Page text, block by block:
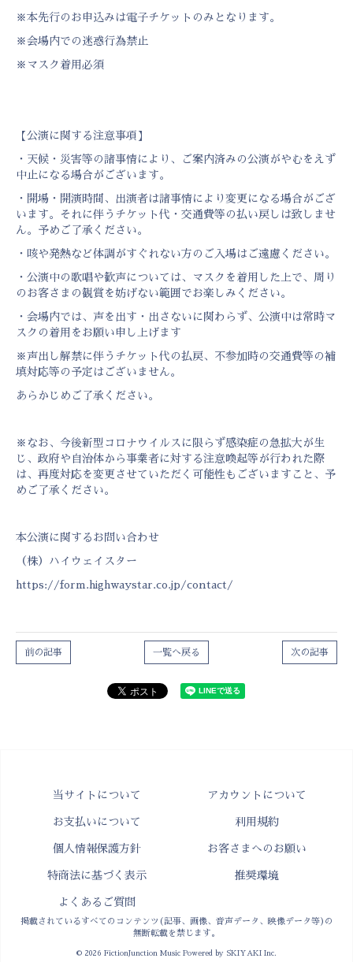
※本先行のお申込みは電子チケットのみとなります。
※会場内での迷惑行為禁止
※マスク着用必須
【公演に関する注意事項】
・天候・災害等の諸事情により、ご案内済みの公演がやむをえず
中止になる場合がございます。
・開場・開演時間、出演者は諸事情により変更になる場合がござ
います。それに伴うチケット代・交通費等の払い戻しは致しませ
ん。予めご了承ください。
・咳や発熱など体調がすぐれない方のご入場はご遠慮ください。
・公演中の歌唱や歓声については、マスクを着用した上で、周り
のお客さまの観賞を妨げない範囲でお楽しみください。
・会場内では、声を出す・出さないに関わらず、公演中は常時マ
スクの着用をお願い申し上げます
※声出し解禁に伴うチケット代の払戻、不参加時の交通費等の補
填対応等の予定はございません。
あらかじめご了承ください。
※なお、今後新型コロナウイルスに限らず感染症の急拡大が生
じ、政府や自治体から事業者に対する注意喚起等が行われた際
は、再度対応を変更させていただく可能性もございますこと、予
めご了承ください。
本公演に関するお問い合わせ
（株）ハイウェイスター
https://form.highwaystar.co.jp/contact/
次の記事
一覧へ戻る
前の記事
当サイトについて アカウントについて
お支払いについて 利用規約
個人情報保護方針 お客さまへのお願い
特商法に基づく表示 推奨環境
よくあるご質問
掲載されているすべてのコンテンツ(記事、画像、音声データ、映像データ等)の
無断転載を禁じます。
© 2026 FictionJunction Music Powered by SKIYAKI Inc.